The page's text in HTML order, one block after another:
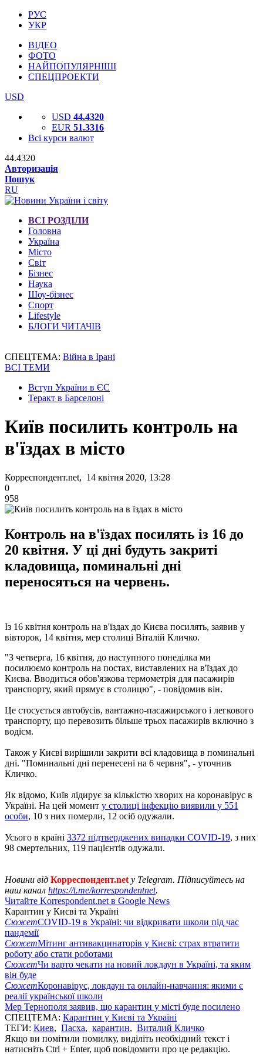
РУС
УКР
ВІДЕО
ФОТО
НАЙПОПУЛЯРНІШІ
СПЕЦПРОЕКТИ
USD
USD 44.4320
EUR 51.3316
Всі курси валют
44.4320
Авторизація
Пошук
RU
ВСІ РОЗДІЛИ
Головна
Україна
Місто
Світ
Бізнес
Наука
Шоу-бізнес
Спорт
Lifestyle
БЛОГИ ЧИТАЧІВ
СПЕЦТЕМА: Війна в Ірані
ВСІ ТЕМИ
Вступ України в ЄС
Теракт в Барселоні
Київ посилить контроль на
в'їздах в місто
Корреспондент.net, 14 квітня 2020, 13:28
0
958
Контроль на в'їздах посилять із 16 до
20 квітня. У ці дні будуть закриті
кладовища, поминальні дні
переносяться на червень.
Із 16 квітня контроль на в'їздах до Києва посилять, заявив у
вівторок, 14 квітня, мер столиці Віталій Кличко.
"З четверга, 16 квітня, до наступного понеділка ми
посилюємо контроль на постах, виставлених на в'їздах до
Києва. Вводиться обов'язкова термометрія для пасажирів
транспорту, який прямує в столицю", - повідомив він.
Це стосується автобусів, вантажно-пасажирського і легкового
транспорту, що перевозить більше трьох пасажирів включно з
водієм.
Також у Києві вирішили закрити всі кладовища в поминальні
дні. "Поминальні дні перенесені на 6 червня", - уточнив
Кличко.
Як відомо, Київ лідирує за кількістю хворих на коронавірус в
Україні. На цей момент у столиці інфекцію виявили у 551
особи, 10 з них померли, 12 осіб одужали.
Усього в країні 3372 підтверджених випадки COVID-19, з них
98 смертельних, 119 пацієнтів одужали.
Новини від Корреспондент.net у Telegram. Підписуйтесь на
наш канал https://t.me/korrespondentnet.
Читайте Korrespondent.net в Google News
Карантин у Києві та Україні
СюжетCOVID-19 в Україні: чи відкривати школи під час
пандемії
СюжетМітинг антивакцинаторів у Києві: страх втратити
роботу або стати роботами
СюжетЧи варто чекати на новий локдаун в Україні, та яким
він буде
СюжетКоронавірус, локдаун та онлайн-навчання: якими є
реалії української школи
Мер Тернополя заявив, що карантин у місті буде посилено
СПЕЦТЕМА: Карантин у Києві та Україні
ТЕГИ: Киев, Пасха, карантин, Виталий Кличко
Якщо ви помітили помилку, виділіть необхідний текст і
натисніть Ctrl + Enter, щоб повідомити про це редакцію.